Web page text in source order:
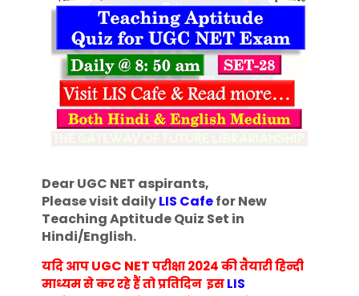
Dear UGC NET aspirants,
Please visit dailyLIS Cafefor New
Teaching Aptitude Quiz Set in
Hindi/English.
यदि आपUGC NETपरीक्षा 2024 की तैयारी हिन्दी
माध्यम से कर रहे हैं तो प्रतिदिन इसLIS